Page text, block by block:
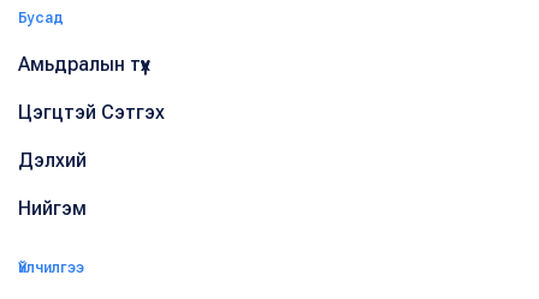
Бусад
Амьдралын түүх
Цэгцтэй Сэтгэх
Дэлхий
Нийгэм
Үйлчилгээ